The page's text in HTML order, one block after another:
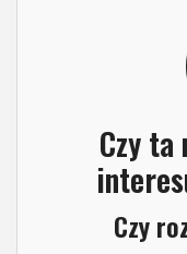
Czy ta
Czy